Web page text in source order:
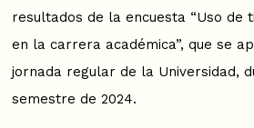
resultados de la encuesta “Uso de
en la carrera académica”, que se
jornada regular de la Universidad,
semestre de 2024.